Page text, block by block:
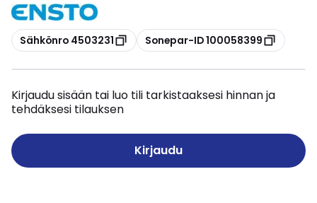
Kopioi
Sähkönro 4503231 Kopioi
Sonepar-ID 100058399
Kirjaudu sisään tai luo tili tarkistaaksesi hinnan ja
tehdäksesi tilauksen
Kirjaudu